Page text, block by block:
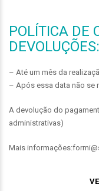
POLÍTICA DE
DEVOLUÇÕES:
– Até um mês da
– Após essa data não se
A devolução do
administrativas)
Mais